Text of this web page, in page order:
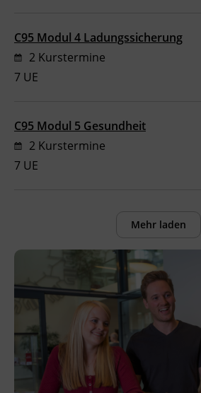
C95 Modul 4 Ladungssicherung
2 Kurstermine
7 UE
C95 Modul 5 Gesundheit
2 Kurstermine
7 UE
Mehr laden